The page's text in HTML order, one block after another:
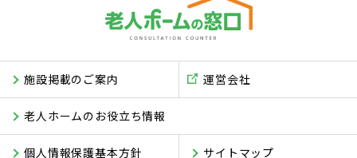
施設掲載のご案内
老人ホームのお役立ち情報
サイトマップ
運営会社
個人情報保護基本方針